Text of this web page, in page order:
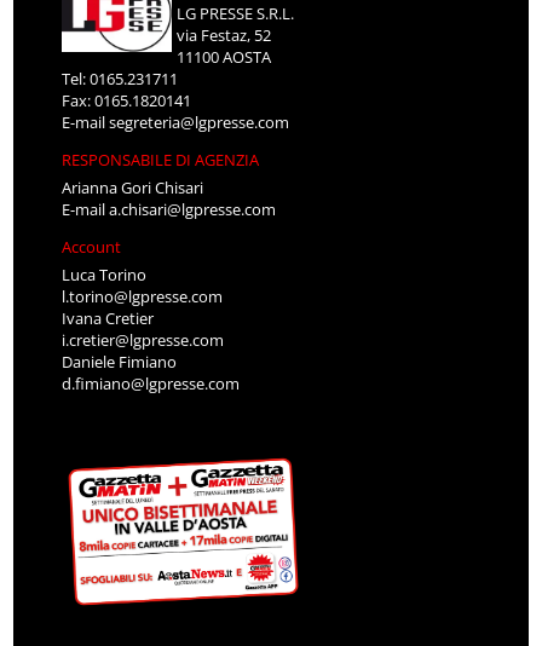
LG PRESSE S.R.L.
via Festaz, 52
11100 AOSTA
Tel: 0165.231711
Fax: 0165.1820141
E-mailsegreteria@lgpresse.com
RESPONSABILE DI AGENZIA
Arianna Gori Chisari
E-maila.chisari@lgpresse.com
Account
Luca Torino
l.torino@lgpresse.com
Ivana Cretier
i.cretier@lgpresse.com
Daniele Fimiano
d.fimiano@lgpresse.com